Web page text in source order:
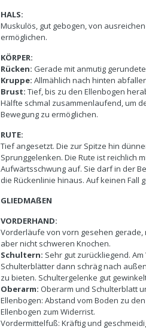
HALS:
Muskulös, gut gebogen, von
ermöglichen.
KÖRPER:
Rücken: Gerade mit anmutig
Kruppe: Allmählich nach hinten
Brust: Tief, bis zu den Ellenbogen
Hälfte schmal zusammenlaufend, um
Bewegung zu ermöglichen.
RUTE:
Tief angesetzt. Die zur Spitze hin
Sprunggelenken. Die Rute ist reichlich
Aufwärtsschwung auf. Sie darf in der
die Rückenlinie hinaus. Auf keinen Fall
GLIEDMAßEN
VORDERHAND:
Vorderläufe von vorn gesehen
aber nicht schweren Knochen.
Schultern: Sehr gut zurückliegend.
Schulterblätter dann schräg nach
zu bieten. Schultergelenke gut
Oberarm: Oberarm und Schulterblatt
Ellenbogen: Abstand vom Boden zu
Ellenbogen zum Widerrist.
Vordermittelfuß: Kräftig und